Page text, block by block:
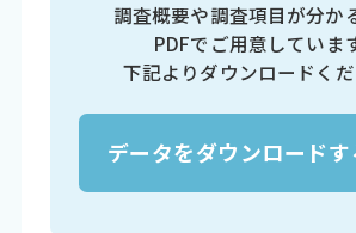
調査概要や調査項目が分か
PDFでご用意しています
下記よりダウンロードくだ
データをダウンロードす